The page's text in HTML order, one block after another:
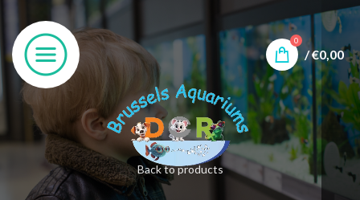
0
/€0,00
Back to products